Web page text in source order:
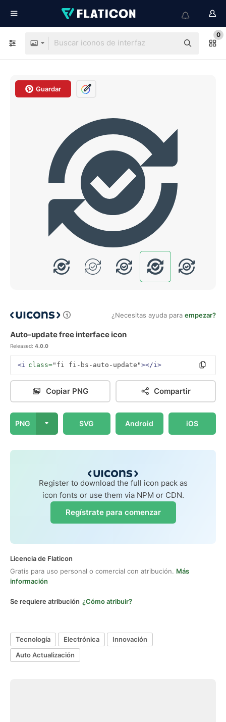
0
Guardar
¿Necesitas ayuda para empezar?
Auto-update free interface icon
Released: 4.0.0
<i class="fi fi-bs-auto-update"></i>
Copiar PNG Compartir
PNG SVG Android iOS
Register to download the full icon pack as
icon fonts or use them via NPM or CDN.
Regístrate para comenzar
Licencia de Flaticon
Gratis para uso personal o comercial con atribución. Más
información
Se requiere atribución ¿Cómo atribuir?
Tecnología Electrónica
Innovación
Auto Actualización